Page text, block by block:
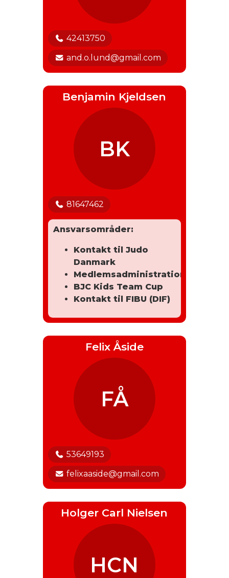
42413750
and.o.lund@gmail.com
Benjamin Kjeldsen
BK
81647462
Ansvarsområder:
Kontakt til Judo
Danmark
Medlemsadministration
BJC Kids Team Cup
Kontakt til FIBU (DIF)
Felix Åside
FÅ
53649193
felixaaside@gmail.com
Holger Carl Nielsen
HCN